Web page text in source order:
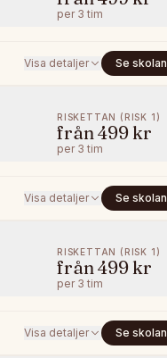
per 3 tim
Visa detaljer Se skolan
RISKETTAN (RISK 1)
från 499 kr
per 3 tim
Visa detaljer Se skolan
RISKETTAN (RISK 1)
från 499 kr
per 3 tim
Visa detaljer Se skolan